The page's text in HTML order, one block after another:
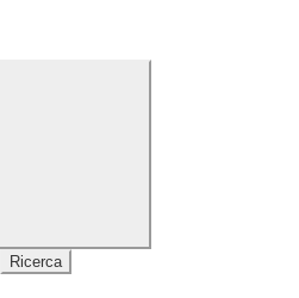
Ricerca